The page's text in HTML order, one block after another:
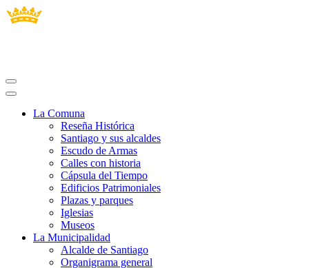
La Comuna
Reseña Histórica
Santiago y sus alcaldes
Escudo de Armas
Calles con historia
Cápsula del Tiempo
Edificios Patrimoniales
Plazas y parques
Iglesias
Museos
La Municipalidad
Alcalde de Santiago
Organigrama general